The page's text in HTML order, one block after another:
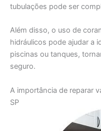
tubulações pode ser
Além disso, o uso de
hidráulicos pode ajudar a
piscinas ou tanques,
seguro.
A importância de reparar
SP